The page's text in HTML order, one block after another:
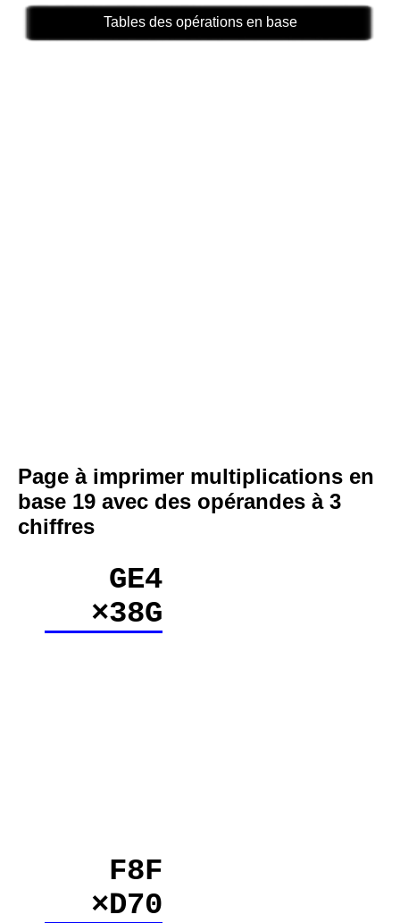
Tables des opérations en base
Page à imprimer multiplications en
base 19 avec des opérandes à 3
chiffres
GE4
×38G
F8F
×D70